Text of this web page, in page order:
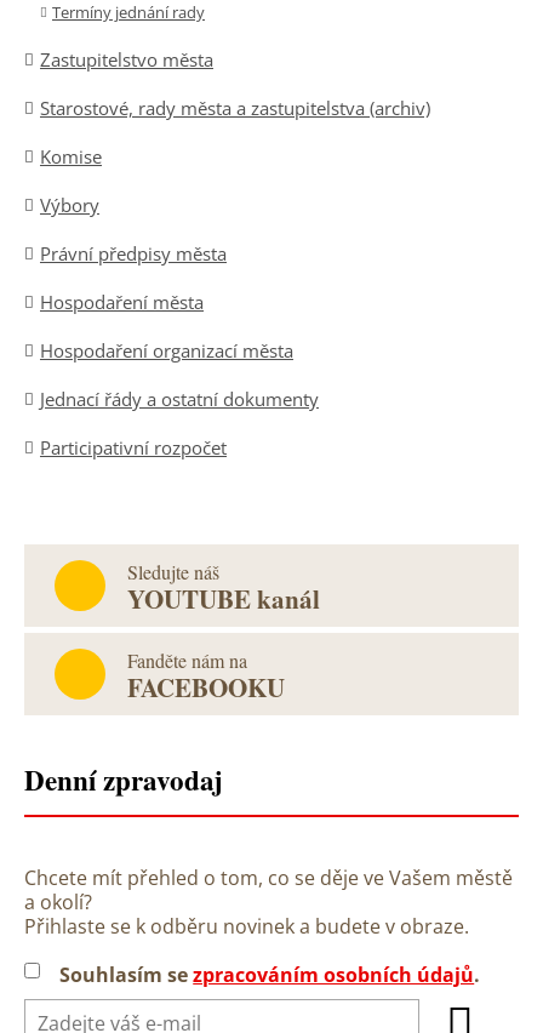
Termíny jednání rady
Zastupitelstvo města
Starostové, rady města a zastupitelstva (archiv)
Komise
Výbory
Právní předpisy města
Hospodaření města
Hospodaření organizací města
Jednací řády a ostatní dokumenty
Participativní rozpočet
Sledujte náš
YOUTUBE kanál
Fanděte nám na
FACEBOOKU
Denní zpravodaj
Chcete mít přehled o tom, co se děje ve Vašem městě
a okolí?
Přihlaste se k odběru novinek a budete v obraze.
Souhlasím sezpracováním osobních údajů.